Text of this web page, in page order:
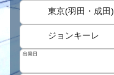
東京(羽田・成田)
ジョンキーレ
出発日